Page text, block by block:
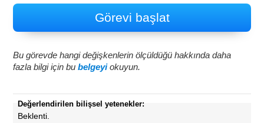
Görevi başlat
Bu görevde hangi değişkenlerin ölçüldüğü hakkında daha
fazla bilgi için bubelgeyiokuyun.
Değerlendirilen bilişsel yetenekler:
Beklenti.